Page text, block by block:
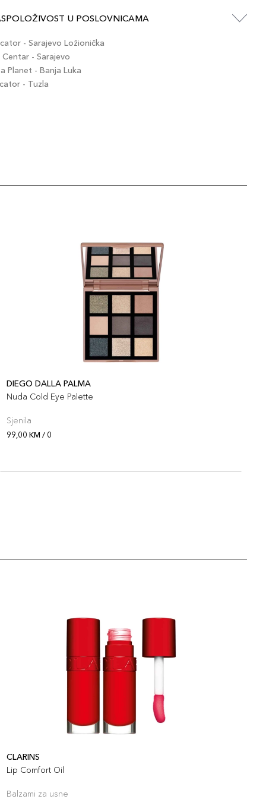
U POSLOVNICAMA
- Sarajevo Ložionička
Centar - Sarajevo
Planet - Banja Luka
- Tuzla
DIEGO DALLA PALMA
Nuda Cold Eye Palette
Sjenila
99,00 KM / 0
CLARINS
Lip Comfort Oil
Balzami za usne